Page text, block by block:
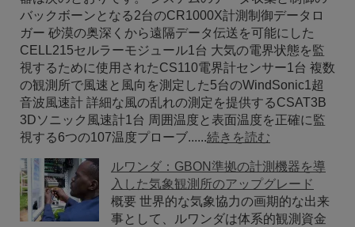
バックボーンとなる2台のCR1000X計測制御データロ
ガー 砂漠の奥深くから遠隔データ伝送を可能にした
CELL215セルラーモジュール1台 大気の電界状態を監
視するために使用されたCS110電界計センサー1台 複数
の観測所で風速と風向を測定した5台のWindSonic1超
音波風速計 詳細な風の乱れの測定を提供するCSAT3B
3Dソニック風速計1台 周囲温度と表面温度を正確に監
視する6つの107温度プローブ......続きを読む
ルワンダ：GBON準拠の計測機器を導
入した気象観測所のアップグレード
概要 世界的な気象協力の画期的な出来
事として、ルワンダは体系的観測資金